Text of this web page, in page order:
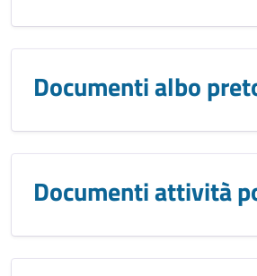
Documenti albo
Documenti attività